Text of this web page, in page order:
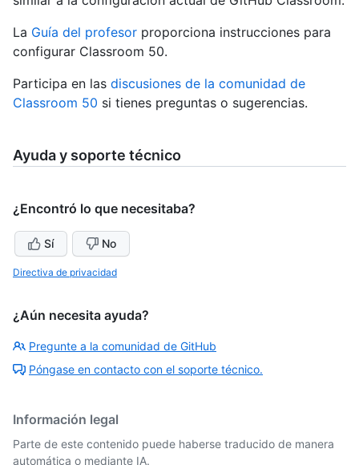
La Guía del profesor proporciona instrucciones para
configurar Classroom 50.
Participa en las discusiones de la comunidad de
Classroom 50 si tienes preguntas o sugerencias.
Ayuda y soporte técnico
¿Encontró lo que necesitaba?
Sí No
Directiva de privacidad
¿Aún necesita ayuda?
Pregunte a la comunidad de GitHub
Póngase en contacto con el soporte técnico.
Información legal
Parte de este contenido puede haberse traducido de manera
automática o mediante IA.